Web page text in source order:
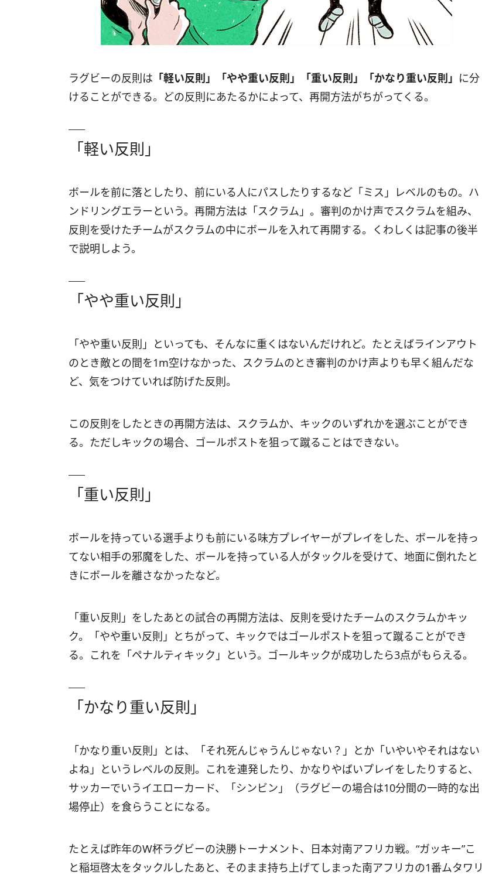
ラグビーの反則は 「軽い反則」「やや重い反則」「重い反則」「かなり重い反則」 に分
けることができる。どの反則にあたるかによって、再開方法がちがってくる。
「軽い反則」
ボールを前に落としたり、前にいる人にパスしたりするなど「ミス」レベルのもの。ハ
ンドリングエラーという。再開方法は「スクラム」。審判のかけ声でスクラムを組み、
反則を受けたチームがスクラムの中にボールを入れて再開する。くわしくは記事の後半
で説明しよう。
「やや重い反則」
「やや重い反則」といっても、そんなに重くはないんだけれど。たとえばラインアウト
のとき敵との間を1m空けなかった、スクラムのとき審判のかけ声よりも早く組んだな
ど、気をつけていれば防げた反則。
この反則をしたときの再開方法は、スクラムか、キックのいずれかを選ぶことができ
る。ただしキックの場合、ゴールポストを狙って蹴ることはできない。
「重い反則」
ボールを持っている選手よりも前にいる味方プレイヤーがプレイをした、ボールを持っ
てない相手の邪魔をした、ボールを持っている人がタックルを受けて、地面に倒れたと
きにボールを離さなかったなど。
「重い反則」をしたあとの試合の再開方法は、反則を受けたチームのスクラムかキッ
ク。「やや重い反則」とちがって、キックではゴールポストを狙って蹴ることができ
る。これを「ペナルティキック」という。ゴールキックが成功したら3点がもらえる。
「かなり重い反則」
「かなり重い反則」とは、「それ死んじゃうんじゃない？」とか「いやいやそれはない
よね」というレベルの反則。これを連発したり、かなりやばいプレイをしたりすると、
サッカーでいうイエローカード、「シンビン」（ラグビーの場合は10分間の一時的な出
場停止）を食らうことになる。
たとえば昨年のW杯ラグビーの決勝トーナメント、日本対南アフリカ戦。“ガッキー”こ
と稲垣啓太をタックルしたあと、そのまま持ち上げてしまった南アフリカの1番ムタワリ